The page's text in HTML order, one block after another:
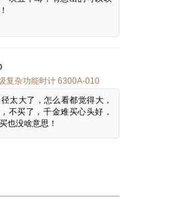
复杂功能时计 6300A-010
太大了，怎么看都觉得大，
不买了，千金难买心头好，
也没啥意思！